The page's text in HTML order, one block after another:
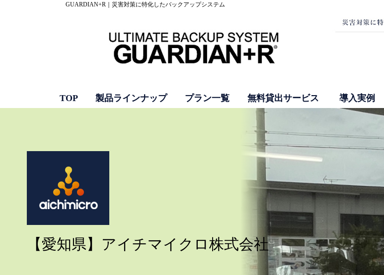
GUARDIAN+R｜災害対策に特化したバックアップシステム
TOP 製品ラインナップ プラン一覧 無料貸出サービス 導入実例
【愛知県】アイチマイクロ株式会社